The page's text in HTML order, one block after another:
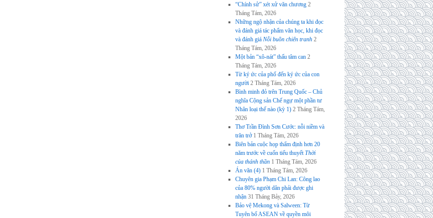
“Chính sử” xét xử văn chương 2
Tháng Tám, 2026
Những ngộ nhận của chúng ta khi đọc
và đánh giá tác phẩm văn học, khi đọc
và đánh giá Nỗi buồn chiến tranh 2
Tháng Tám, 2026
Một bản “xô-nát” thấu tâm can 2
Tháng Tám, 2026
Từ ký ức của phố đến ký ức của con
người 2 Tháng Tám, 2026
Bình minh đỏ trên Trung Quốc – Chủ
nghĩa Cộng sản Chế ngự một phần tư
Nhân loại thế nào (kỳ 1) 2 Tháng Tám,
2026
Thơ Trần Đình Sơn Cước: nỗi niềm và
trăn trở 1 Tháng Tám, 2026
Biên bản cuộc họp thẩm định hơn 20
năm trước về cuốn tiểu thuyếtThời
của thánh thần 1 Tháng Tám, 2026
Án văn (4) 1 Tháng Tám, 2026
Chuyên gia Phạm Chi Lan: Công lao
của 80% người dân phải được ghi
nhận 31 Tháng Bảy, 2026
Bảo vệ Mekong và Salween: Từ
Tuyên bố ASEAN về quyền môi